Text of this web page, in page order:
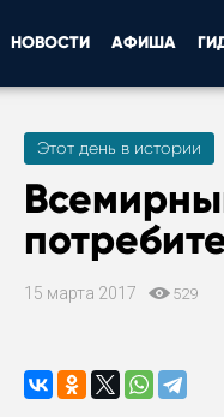
НОВОСТИ АФИША
Этот день в истории
15 марта 2017 529